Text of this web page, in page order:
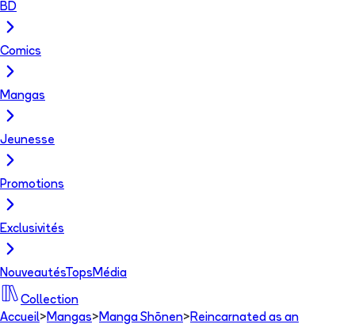
BD
Comics
Mangas
Jeunesse
Promotions
Exclusivités
NouveautésTops Média
Collection
Accueil> Mangas> Manga Shōnen> Reincarnated as an